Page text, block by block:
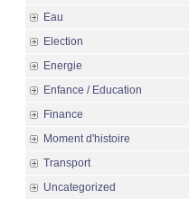
Eau
Election
Energie
Enfance / Education
Finance
Moment d'histoire
Transport
Uncategorized